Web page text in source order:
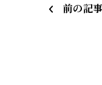
前の記